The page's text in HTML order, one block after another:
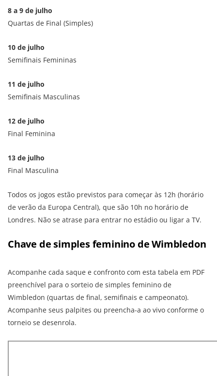
8 a 9 de julho
Quartas de Final (Simples)
10 de julho
Semifinais Femininas
11 de julho
Semifinais Masculinas
12 de julho
Final Feminina
13 de julho
Final Masculina
Todos os jogos estão previstos para começar às 12h (horário
de verão da Europa Central), que são 10h no horário de
Londres. Não se atrase para entrar no estádio ou ligar a TV.
Chave de simples feminino de Wimbledon
Acompanhe cada saque e confronto com esta tabela em PDF
preenchível para o sorteio de simples feminino de
Wimbledon (quartas de final, semifinais e campeonato).
Acompanhe seus palpites ou preencha-a ao vivo conforme o
torneio se desenrola.